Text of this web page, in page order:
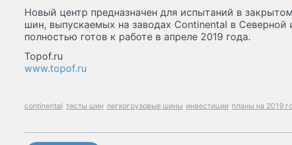
Новый центр предназначен для испытаний в
шин, выпускаемых на заводах Continental в
полностью готов к работе в апреле 2019 года.
Topof.ru
www.topof.ru
continental тесты шин легкогрузовые шины инвестиции планы на 2019